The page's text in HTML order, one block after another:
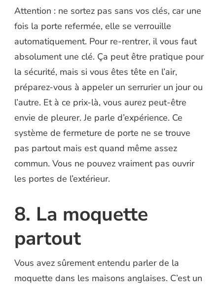
Attention : ne sortez pas sans vos clés, car une
fois la porte refermée, elle se verrouille
automatiquement. Pour re-rentrer, il vous faut
absolument une clé. Ça peut être pratique pour
la sécurité, mais si vous êtes tête en l’air,
préparez-vous à appeler un serrurier un jour ou
l’autre. Et à ce prix-là, vous aurez peut-être
envie de pleurer. Je parle d’expérience. Ce
système de fermeture de porte ne se trouve
pas partout mais est quand même assez
commun. Vous ne pouvez vraiment pas ouvrir
les portes de l’extérieur.
8. La moquette
partout
Vous avez sûrement entendu parler de la
moquette dans les maisons anglaises. C’est un